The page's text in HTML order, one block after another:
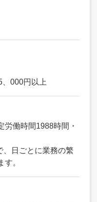
、000円以上
労働時間1988時間・
、日ごとに業務の繁
。